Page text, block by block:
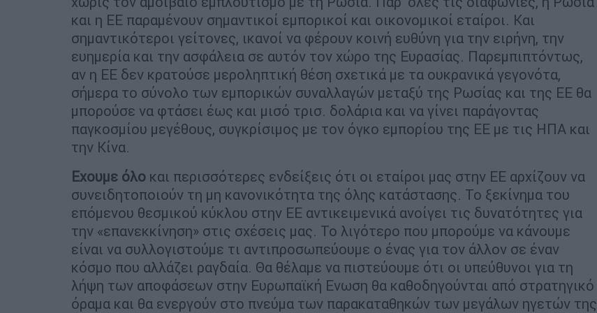
και η ΕΕ παραμένουν σημαντικοί εμπορικοί και οικονομικοί εταίροι. Και
σημαντικότεροι γείτονες, ικανοί να φέρουν κοινή ευθύνη για την ειρήνη, την
ευημερία και την ασφάλεια σε αυτόν τον χώρο της Ευρασίας. Παρεμπιπτόντως,
αν η ΕΕ δεν κρατούσε μεροληπτική θέση σχετικά με τα ουκρανικά γεγονότα,
σήμερα το σύνολο των εμπορικών συναλλαγών μεταξύ της Ρωσίας και της ΕΕ θα
μπορούσε να φτάσει έως και μισό τρισ. δολάρια και να γίνει παράγοντας
παγκοσμίου μεγέθους, συγκρίσιμος με τον όγκο εμπορίου της ΕΕ με τις ΗΠΑ και
την Κίνα.
Εχουμε όλο και περισσότερες ενδείξεις ότι οι εταίροι μας στην ΕΕ αρχίζουν να
συνειδητοποιούν τη μη κανονικότητα της όλης κατάστασης. Το ξεκίνημα του
επόμενου θεσμικού κύκλου στην ΕΕ αντικειμενικά ανοίγει τις δυνατότητες για
την «επανεκκίνηση» στις σχέσεις μας. Το λιγότερο που μπορούμε να κάνουμε
είναι να συλλογιστούμε τι αντιπροσωπεύουμε ο ένας για τον άλλον σε έναν
κόσμο που αλλάζει ραγδαία. Θα θέλαμε να πιστεύουμε ότι οι υπεύθυνοι για τη
λήψη των αποφάσεων στην Ευρωπαϊκή Ενωση θα καθοδηγούνται από στρατηγικό
όραμα και θα ενεργούν στο πνεύμα των παρακαταθηκών των μεγάλων ηγετών της